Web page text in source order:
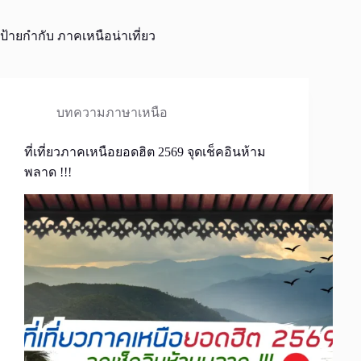
ป้ายกำกับ ภาคเหนือน่าเที่ยว
บทความภาษาเหนือ
ที่เที่ยวภาคเหนือยอดฮิต 2569 จุดเช็คอินห้าม
พลาด !!!